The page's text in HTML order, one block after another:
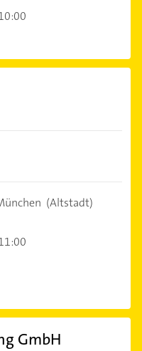
(Altstadt)
GmbH